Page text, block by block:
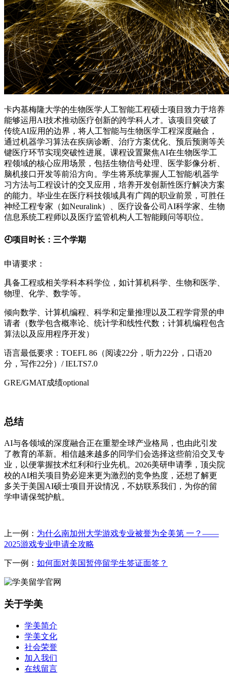
卡内基梅隆大学的生物医学人工智能工程硕士项目致力于培养
能够运用AI技术推动医疗创新的跨学科人才。该项目突破了
传统AI应用的边界，将人工智能与生物医学工程深度融合，
通过机器学习算法在疾病诊断、治疗方案优化、预后预测等关
键医疗环节实现突破性进展。课程设置聚焦AI在生物医学工
程领域的核心应用场景，包括生物信号处理、医学影像分析、
脑机接口开发等前沿方向。学生将系统掌握人工智能/机器学
习方法与工程设计的交叉应用，培养开发创新性医疗解决方案
的能力。毕业生在医疗科技领域具有广阔的职业前景，可胜任
神经工程专家（如Neuralink）、医疗设备公司AI科学家、生物
信息系统工程师以及医疗监管机构人工智能顾问等职位。
🕘项目时长：三个学期
申请要求：
具备工程或相关学科本科学位，如计算机科学、生物和医学、
物理、化学、数学等。
倾向数学、计算机编程、科学和定量推理以及工程学背景的申
请者（数学包含概率论、统计学和线性代数；计算机编程包含
算法以及应用程序开发）
语言最低要求：TOEFL 86（阅读22分，听力22分，口语20
分，写作22分）/ IELTS7.0
GRE/GMAT成绩optional
总结
AI与各领域的深度融合正在重塑全球产业格局，也由此引发
了教育的革新。相信越来越多的同学们会选择这些前沿交叉专
业，以便掌握技术红利和行业先机。2026美研申请季，顶尖院
校的AI相关项目势必迎来更为激烈的竞争热度，还想了解更
多关于美国AI硕士项目开设情况，不妨联系我们，为你的留
学申请保驾护航。
上一例： 为什么南加州大学游戏专业被誉为全美第 一？——
2025游戏专业申请全攻略
下一例： 如何面对美国暂停留学生签证面签？
关于学美
学美简介
学美文化
社会荣誉
加入我们
在线留言